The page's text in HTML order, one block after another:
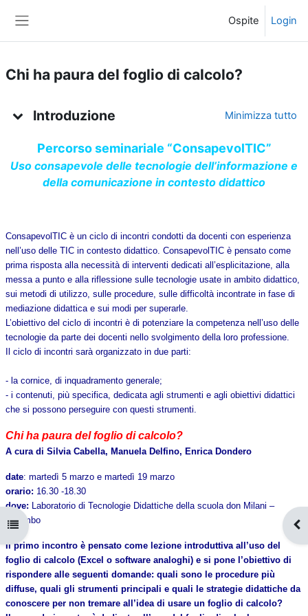
Ospite Login
Apri indice del corso
Chi ha paura del foglio di calcolo?
Introduzione Minimizza tutto
Percorso seminariale “ConsapevolTIC”
Uso consapevole delle tecnologie dell’informazione e
della comunicazione in contesto didattico
ConsapevolTIC è un ciclo di incontri condotti da docenti con esperienza
nell’uso delle TIC in contesto didattico. ConsapevolTIC è pensato come
prima risposta alla necessità di interventi dedicati all’esplicitazione, alla
messa a punto e alla riflessione sulle tecnologie usate in ambito didattico,
sui metodi di utilizzo, sulle procedure, sulle difficoltà incontrate in fase di
mediazione didattica e sui modi per superarle.
L’obiettivo del ciclo di incontri è di potenziare la competenza nell’uso delle
tecnologie da parte dei docenti nello svolgimento della loro professione.
Il ciclo di incontri sarà organizzato in due parti:
- la cornice, di inquadramento generale;
- i contenuti, più specifica, dedicata agli strumenti e agli obiettivi didattici
che si possono perseguire con questi strumenti.
Chi ha paura del foglio di calcolo?
A cura di Silvia Cabella, Manuela Delfino, Enrica Dondero
date: martedì 5 marzo e martedì 19 marzo
orario: 16.30 -18.30
dove: Laboratorio di Tecnologie Didattiche della scuola don Milani –
Colombo
Il primo incontro è pensato come lezione introduttiva all’uso del
foglio di calcolo (Excel o software analoghi) e si pone l’obiettivo di
rispondere alle seguenti domande: quali sono le procedure più
diffuse, quali gli strumenti principali e quali le strategie didattiche da
conoscere per non tremare all’idea di usare un foglio di calcolo?